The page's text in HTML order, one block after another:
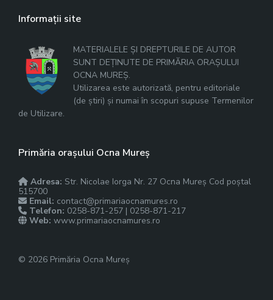
Informații site
MATERIALELE ȘI DREPTURILE DE AUTOR
SUNT DEȚINUTE DE PRIMĂRIA ORAȘULUI
OCNA MUREȘ.
Utilizarea este autorizată, pentru editoriale
(de știri) și numai în scopuri supuse Termenilor
de Utilizare.
Primăria orașului Ocna Mureș
Adresa: Str. Nicolae Iorga Nr. 27 Ocna Mureș Cod poștal
515700
Email: contact@primariaocnamures.ro
Telefon: 0258-871-257 | 0258-871-217
Web: www.primariaocnamures.ro
© 2026 Primăria Ocna Mureș